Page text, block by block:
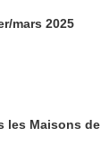
mars 2025
les Maisons de